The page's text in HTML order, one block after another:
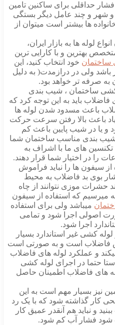
حداقلی برای ساکنین تامین
شهر و چند عامل دیگر بستگی
ها بیشتر است میتوان از
لوله ها به بازار ایران،
بهترین و با کارایی ترین
ساختمان خود انتخاب کنید، این
باشد ولی در درازمدت( به دلیل
به صرفه تر خواهد بود.
کشی ساختمان ، شیب بندی
باید به این توجه کرد که
باعث مسدود شدن لوله ها
باعث بالا رفتن سرعت حرکت
یا در شیب پایین باعث کم
بندی مناسب ساختمان شما
های ما با اشراف به
را در اختیار شما قرار دهند.
سیفون ها را نباید فراموش
بوی بد فاضلاب به محیط
حشرات موزی نتوانند از چاه
میرسیم که استفاده از سیفون
میباشد ولی برای استفاده
اصولی اجرا شود و تمامی
اجرا شود.
کشی غیر استاندارد بسیار
فاضلاب است و به صورتی است
و عملکرد لوله های فاضلاب
حتما در اجرای لوله کشی
های فاضلاب اطمینان حاصل
نیز بسیار مهم است به این
کار گذاشته شود که با یک رد
و نباید هم آنقدر عمیق کار
شود فشار آب کم شود.